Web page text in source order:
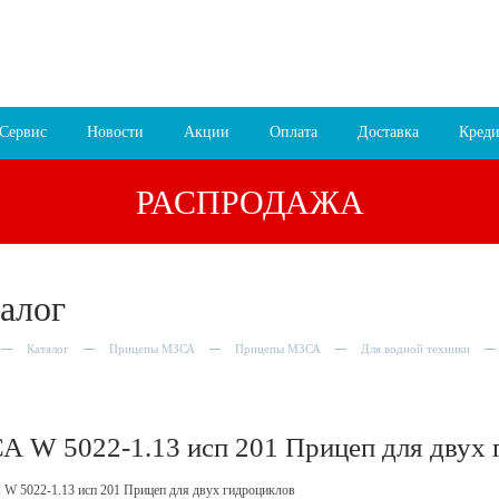
Сервис Новости Акции Оплата Доставка
РАСПРОДАЖА
Каталог Прицепы МЗСА Прицепы МЗСА Для водной техники
W 5022-1.13 исп 201 Прицеп для двух